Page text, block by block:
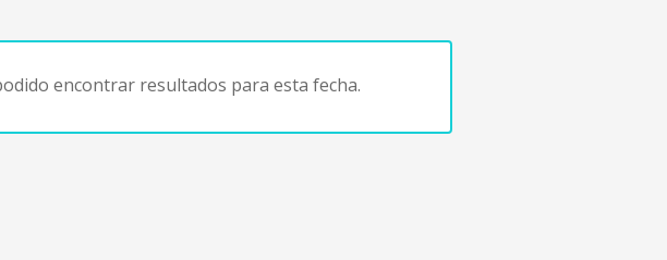
encontrar resultados para esta fecha.